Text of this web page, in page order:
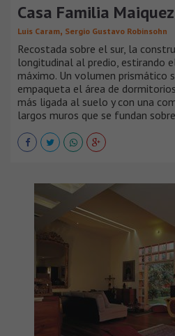
Casa Familia Maiquez
Luis Caram, Sergio Gustavo Robinsohn
Recostada sobre el sur, la
longitudinal al predio, estirando
máximo. Un volumen prismático
empaqueta el área de
más ligada al suelo y con una
largos muros que se fundan